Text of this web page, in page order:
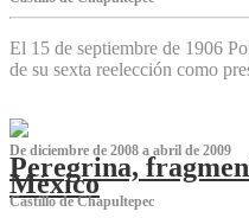
El 15 de septiembre de 1906
de su sexta reelección como
De diciembre de 2008 a abril de 2009
Peregrina,
México
Castillo de Chapultepec